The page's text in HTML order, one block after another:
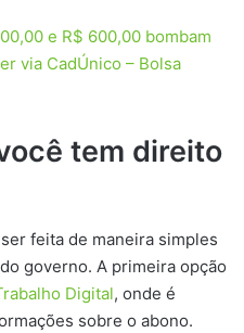
e R$ 600,00 bombam
via CadÚnico – Bolsa
tem direito
feita de maneira simples
governo. A primeira opção
Digital, onde é
sobre o abono.